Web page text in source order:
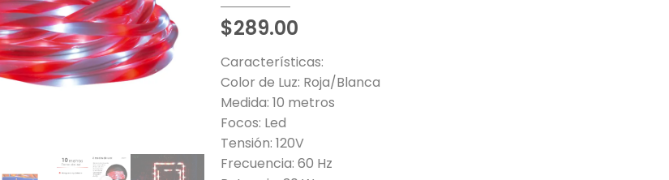
$289.00
Características:
Color de Luz: Roja/Blanca
Medida: 10 metros
Focos: Led
Tensión: 120V
Frecuencia: 60 Hz